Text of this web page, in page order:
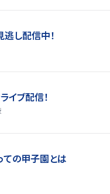
し配信中！
イブ配信！
ての甲子園とは